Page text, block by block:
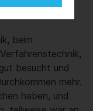
beim
besucht und
mehr.
haben, und